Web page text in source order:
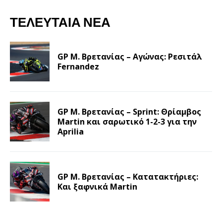
ΤΕΛΕΥΤΑΊΑ ΝΈΑ
GP Μ. Βρετανίας – Αγώνας: Ρεσιτάλ
Fernandez
GP Μ. Βρετανίας – Sprint: Θρίαμβος
Martin και σαρωτικό 1-2-3 για την
Aprilia
GP Μ. Βρετανίας – Κατατακτήριες:
Και ξαφνικά Martin